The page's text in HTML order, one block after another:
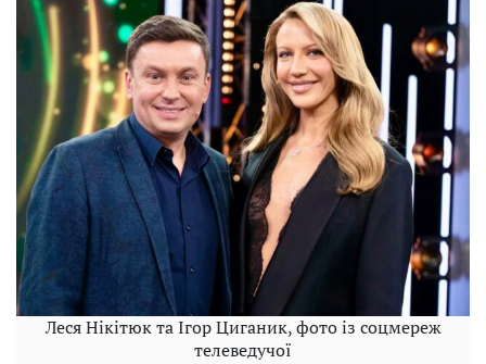
Леся Нікітюк та Ігор Циганик, фото із соцмереж
телеведучої